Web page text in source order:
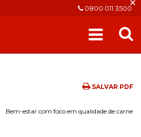
0800 011 3500
SALVAR PDF
Bem-estar com foco em qualidade de carne